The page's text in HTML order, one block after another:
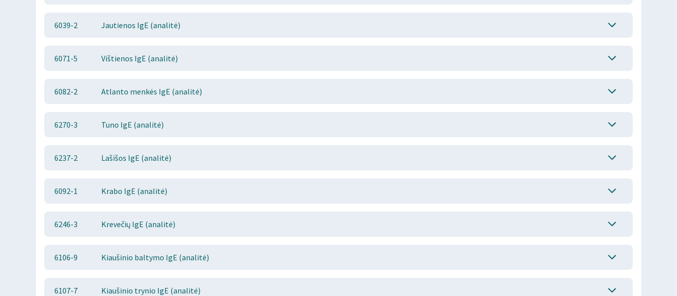
6039-2 Jautienos IgE (analitė)
6071-5 Vištienos IgE (analitė)
6082-2 Atlanto menkės IgE (analitė)
6270-3 Tuno IgE (analitė)
6237-2 Lašišos IgE (analitė)
6092-1 Krabo IgE (analitė)
6246-3 Krevečių IgE (analitė)
6106-9 Kiaušinio baltymo IgE (analitė)
6107-7 Kiaušinio trynio IgE (analitė)